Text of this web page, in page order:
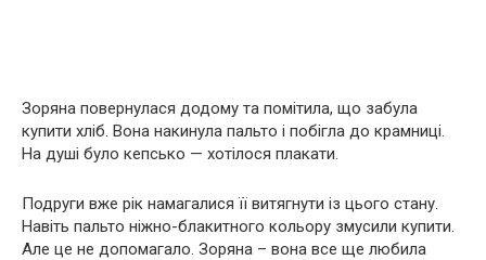
Зоряна повернулася додому та помітила, що забула
купити хліб. Вона накинула пальто і побігла до крамниці.
На душі було кепсько — хотілося плакати.
Подруги вже рік намагалися її витягнути із цього стану.
Навіть пальто ніжно-блакитного кольору змусили купити.
Але це не допомагало. Зоряна – вона все ще любила